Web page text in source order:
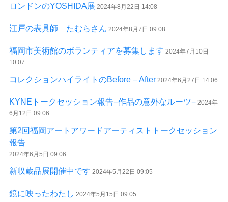
ロンドンのYOSHIDA展 2024年8月22日 14:08
江戸の表具師 たむらさん 2024年8月7日 09:08
福岡市美術館のボランティアを募集します 2024年7月10日
10:07
コレクションハイライトのBefore – After 2024年6月27日 14:06
KYNEトークセッション報告−作品の意外なルーツ− 2024年
6月12日 09:06
第2回福岡アートアワードアーティストトークセッション
報告
2024年6月5日 09:06
新収蔵品展開催中です 2024年5月22日 09:05
鏡に映ったわたし 2024年5月15日 09:05